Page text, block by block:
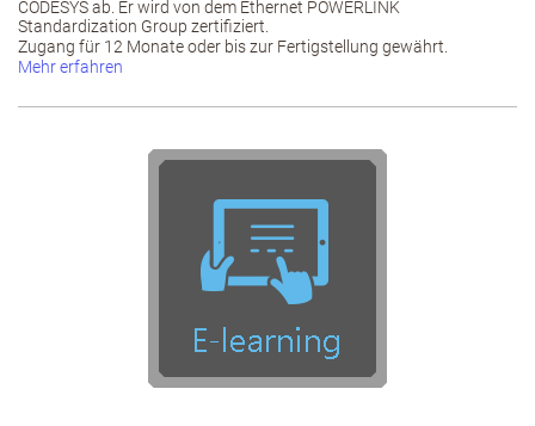
CODESYS ab. Er wird von dem Ethernet POWERLINK
Standardization Group zertifiziert.
Zugang für 12 Monate oder bis zur Fertigstellung gewährt.
Mehr erfahren